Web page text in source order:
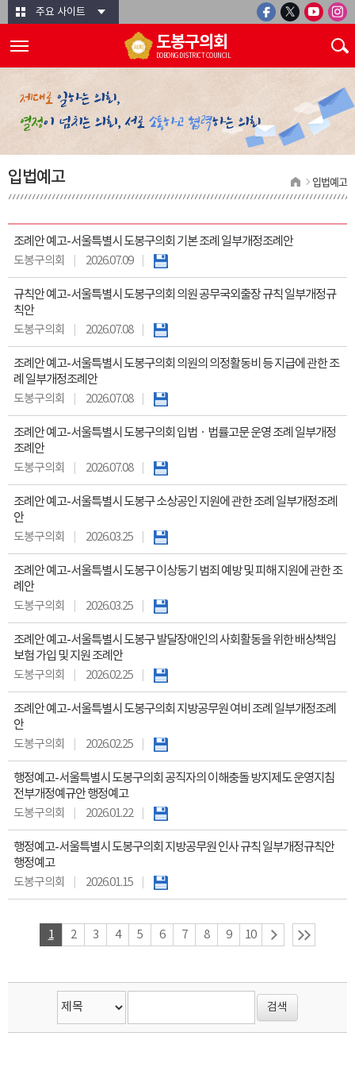
본문바로가기주요 사이트
도봉구의회
DOBONG DISTRICT COUNCIL
입법예고 입법예고
조례안 예고-서울특별시 도봉구의회 기본 조례 일부개정조례안
도봉구의회
2026.07.09
규칙안 예고-서울특별시 도봉구의회 의원 공무국외출장 규칙 일부개정규
칙안
도봉구의회
2026.07.08
조례안 예고-서울특별시 도봉구의회 의원의 의정활동비 등 지급에 관한 조
례 일부개정조례안
도봉구의회
2026.07.08
조례안 예고-서울특별시 도봉구의회 입법ㆍ법률고문 운영 조례 일부개정
조례안
도봉구의회
2026.07.08
조례안 예고-서울특별시 도봉구 소상공인 지원에 관한 조례 일부개정조례
안
도봉구의회
2026.03.25
조례안 예고-서울특별시 도봉구 이상동기 범죄 예방 및 피해 지원에 관한 조
례안
도봉구의회
2026.03.25
조례안 예고-서울특별시 도봉구 발달장애인의 사회활동을 위한 배상책임
보험 가입 및 지원 조례안
도봉구의회
2026.02.25
조례안 예고-서울특별시 도봉구의회 지방공무원 여비 조례 일부개정조례
안
도봉구의회
2026.02.25
행정예고-서울특별시 도봉구의회 공직자의 이해충돌 방지제도 운영지침
전부개정예규안 행정예고
도봉구의회
2026.01.22
행정예고-서울특별시 도봉구의회 지방공무원 인사 규칙 일부개정규칙안
행정예고
도봉구의회
2026.01.15
1 2 3 4 5 6 7 8 9 10